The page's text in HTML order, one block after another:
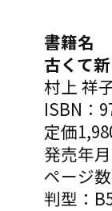
書籍名
古くて
村上 祥
ISBN：
定価
発売年
ページ
判型：